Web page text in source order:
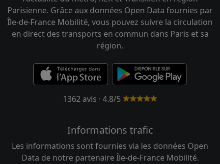
Parisienne. Grâce aux données Open Data fournies par
Île-de-France Mobilité, vous pouvez suivre la circulation
en direct des transports en commun dans Paris et sa
région.
1362 avis · 4.8/5
Informations trafic
Les informations sont fournies via les données Open
Data de notre partenaire Île-de-France Mobilité.